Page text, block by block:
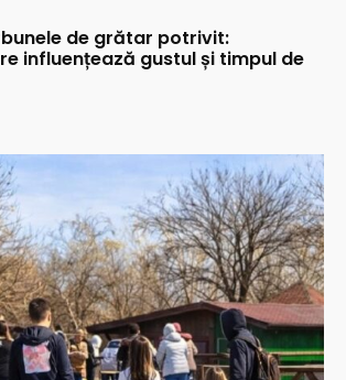
de grătar potrivit:
influențează gustul și timpul de